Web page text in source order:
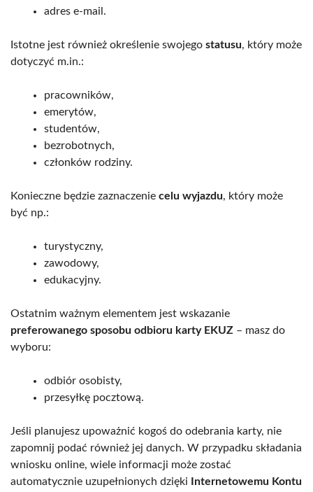
adres e-mail.
Istotne jest również określenie swojego statusu, który może
dotyczyć m.in.:
pracowników,
emerytów,
studentów,
bezrobotnych,
członków rodziny.
Konieczne będzie zaznaczenie celu wyjazdu, który może
być np.:
turystyczny,
zawodowy,
edukacyjny.
Ostatnim ważnym elementem jest wskazanie
preferowanego sposobu odbioru karty EKUZ – masz do
wyboru:
odbiór osobisty,
przesyłkę pocztową.
Jeśli planujesz upoważnić kogoś do odebrania karty, nie
zapomnij podać również jej danych. W przypadku składania
wniosku online, wiele informacji może zostać
automatycznie uzupełnionych dzięki
Internetowemu Kontu